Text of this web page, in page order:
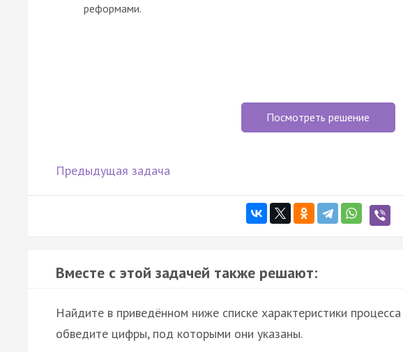
реформами.
Посмотреть решение
Предыдущая задача
Вместе с этой задачей также решают:
Найдите в приведённом ниже списке характеристики
обведите цифры, под которыми они указаны.